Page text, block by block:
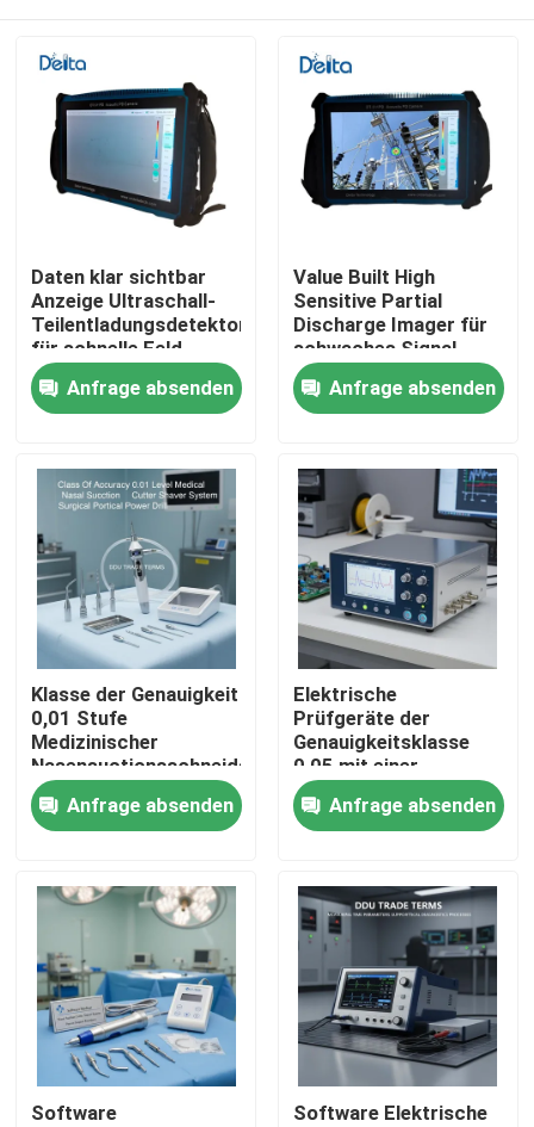
Produkte
Videos
Über uns
Werksbesichtigung
Qualitätskontrolle
Kontakt mit uns
Bitte um ein Angebot
Elektrisches Testgerät
Brandprüfgeräte
Daten klar sichtbar
Anzeige Ultraschall-
Teilentladungsdetektor
für schnelle Feld
Ergebnis Bestätigung
Anfrage absenden
Value Built High
Sensitive Partial
Discharge Imager für
schwaches Signal
Anfrage absenden
Klasse der Genauigkeit
0,01 Stufe
Medizinischer
Nasensuctionsschneider
Rasiersystem
Chirurgische
Kraftbohrmaschine
Handelsbedingungen
Chirurgische
Anfrage absenden
Elektrische
Prüfgeräte der
Genauigkeitsklasse
0,05 mit einer
Softwarefrequenz von
45–65 Hz, ideal für die
Entwicklung und
elektrischen
Forschung
Anfrage absenden
Software
Software Elektrische